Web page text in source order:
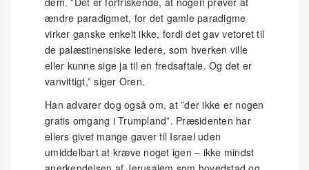
ændre paradigmet, for det gamle paradigme
virker ganske enkelt ikke, fordi det gav vetoret til
de palæstinensiske ledere, som hverken ville
eller kunne sige ja til en fredsaftale. Og det er
vanvittigt,” siger Oren.
Han advarer dog også om, at ”der ikke er nogen
gratis omgang i Trumpland”. Præsidenten har
ellers givet mange gaver til Israel uden
umiddelbart at kræve noget igen – ikke mindst